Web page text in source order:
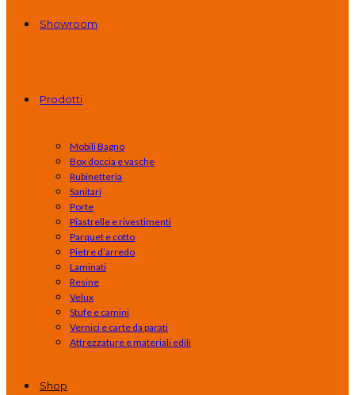
Showroom
Prodotti
Mobili Bagno
Box doccia e vasche
Rubinetteria
Sanitari
Porte
Piastrelle e rivestimenti
Parquet e cotto
Pietre d’arredo
Laminati
Resine
Velux
Stufe e camini
Vernici e carte da parati
Attrezzature e materiali edili
Shop